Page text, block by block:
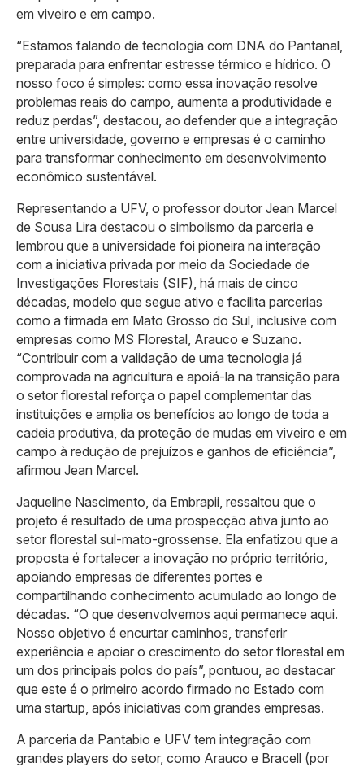
em viveiro e em campo.
“Estamos falando de tecnologia com DNA do Pantanal,
preparada para enfrentar estresse térmico e hídrico. O
nosso foco é simples: como essa inovação resolve
problemas reais do campo, aumenta a produtividade e
reduz perdas”, destacou, ao defender que a integração
entre universidade, governo e empresas é o caminho
para transformar conhecimento em desenvolvimento
econômico sustentável.
Representando a UFV, o professor doutor Jean Marcel
de Sousa Lira destacou o simbolismo da parceria e
lembrou que a universidade foi pioneira na interação
com a iniciativa privada por meio da Sociedade de
Investigações Florestais (SIF), há mais de cinco
décadas, modelo que segue ativo e facilita parcerias
como a firmada em Mato Grosso do Sul, inclusive com
empresas como MS Florestal, Arauco e Suzano.
“Contribuir com a validação de uma tecnologia já
comprovada na agricultura e apoiá-la na transição para
o setor florestal reforça o papel complementar das
instituições e amplia os benefícios ao longo de toda a
cadeia produtiva, da proteção de mudas em viveiro e em
campo à redução de prejuízos e ganhos de eficiência”,
afirmou Jean Marcel.
Jaqueline Nascimento, da Embrapii, ressaltou que o
projeto é resultado de uma prospecção ativa junto ao
setor florestal sul-mato-grossense. Ela enfatizou que a
proposta é fortalecer a inovação no próprio território,
apoiando empresas de diferentes portes e
compartilhando conhecimento acumulado ao longo de
décadas. “O que desenvolvemos aqui permanece aqui.
Nosso objetivo é encurtar caminhos, transferir
experiência e apoiar o crescimento do setor florestal em
um dos principais polos do país”, pontuou, ao destacar
que este é o primeiro acordo firmado no Estado com
uma startup, após iniciativas com grandes empresas.
A parceria da Pantabio e UFV tem integração com
grandes players do setor, como Arauco e Bracell (por